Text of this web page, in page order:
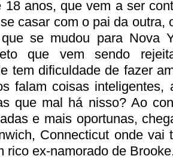
18 anos, que vem a ser
casar com o pai da outra,
se mudou para Nova
que vem sendo
tem dificuldade de fazer
falam coisas inteligentes,
que mal há nisso? Ao
e mais oportunas,
Connecticut onde vai
rico ex-namorado de